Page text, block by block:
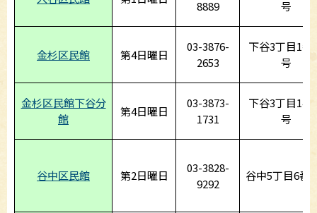
8889
号
金杉区民館 第4日曜日
03-3876-
2653
下谷3丁目1番
号
金杉区民館下谷分
館
第4日曜日
03-3873-
1731
下谷3丁目14
号
谷中区民館 第2日曜日
03-3828-
9292
谷中5丁目6番